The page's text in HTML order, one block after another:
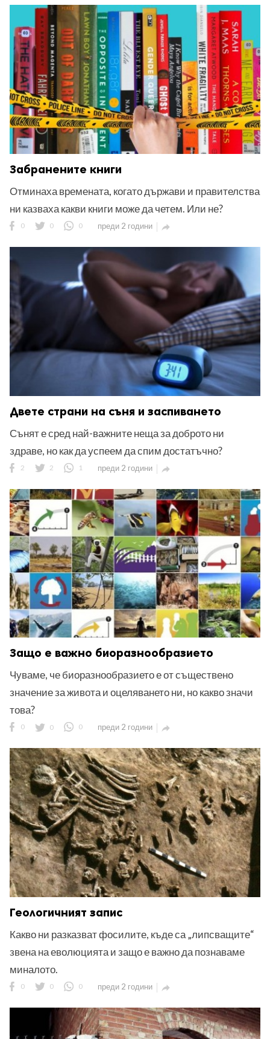
Забранените книги
Отминаха времената, когато държави и правителства
ни казваха какви книги може да четем. Или не?
0 0 0 преди 2 години 
Двете страни на съня и заспиването
Сънят е сред най-важните неща за доброто ни
здраве, но как да успеем да спим достатъчно?
2 2 1 преди 2 години 
Защо е важно биоразнообразието
Чуваме, че биоразнообразието е от съществено
значение за живота и оцеляването ни, но какво значи
това?
0 0 0 преди 2 години 
Геологичният запис
Какво ни разказват фосилите, къде са „липсващите“
звена на еволюцията и защо е важно да познаваме
миналото.
0 0 0 преди 2 години 